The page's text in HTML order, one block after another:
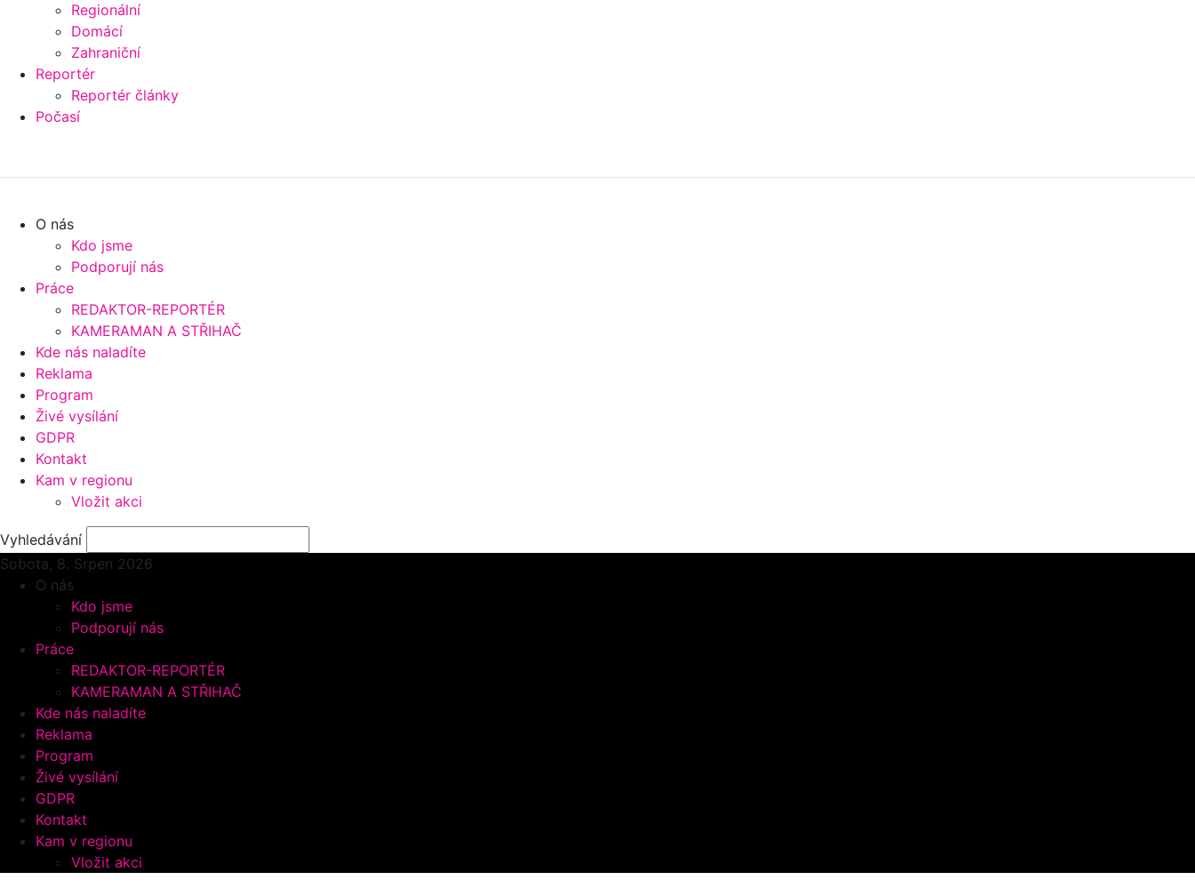
Regionální
Domácí
Zahraniční
Reportér
Reportér články
Počasí
O nás
Kdo jsme
Podporují nás
Práce
REDAKTOR-REPORTÉR
KAMERAMAN A STŘIHAČ
Kde nás naladíte
Reklama
Program
Živé vysílání
GDPR
Kontakt
Kam v regionu
Vložit akci
Vyhledávání
Sobota, 8. Srpen 2026
O nás
Kdo jsme
Podporují nás
Práce
REDAKTOR-REPORTÉR
KAMERAMAN A STŘIHAČ
Kde nás naladíte
Reklama
Program
Živé vysílání
GDPR
Kontakt
Kam v regionu
Vložit akci